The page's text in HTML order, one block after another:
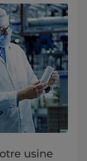
usine